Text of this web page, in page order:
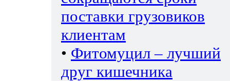
поставки грузовиков
клиентам
• Фитомуцил – лучший
друг кишечника